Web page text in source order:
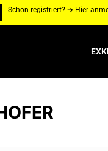
Schon registriert? ➔ Hier